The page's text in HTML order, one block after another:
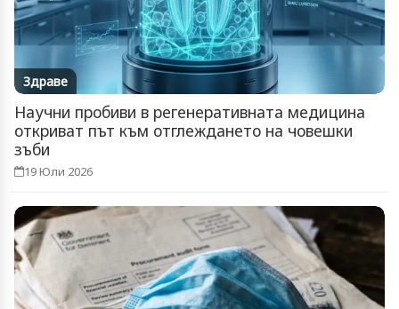
Здраве
Научни пробиви в регенеративната медицина
откриват път към отглеждането на човешки
зъби
19 Юли 2026